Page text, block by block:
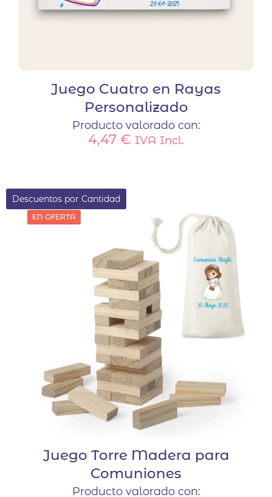
Juego Cuatro en Rayas
Personalizado
Producto valorado con:
4,47 € IVA Incl.
EN OFERTA
Descuentos por Cantidad
Juego Torre Madera para
Comuniones
Producto valorado con: